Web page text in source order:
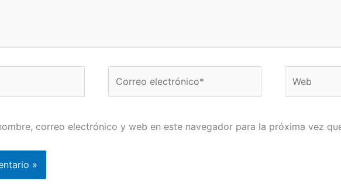
electrónico*
correo electrónico y web en este navegador para la próxima vez